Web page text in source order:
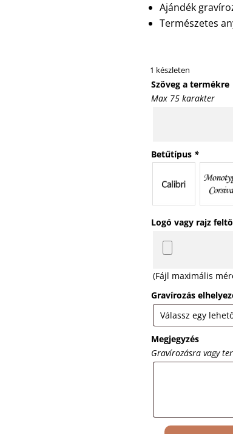
Ajándék
Természetes
1 készleten
Szöveg a termékre
Max 75 karakter
Betűtípus *
Logó vagy rajz
(Fájl maximális
Gravírozás
Megjegyzés
Gravírozásra vagy